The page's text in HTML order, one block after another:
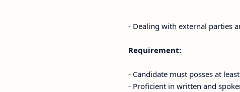
- Dealing with external parties
Requirement:
- Candidate must posses at
- Proficient in written and